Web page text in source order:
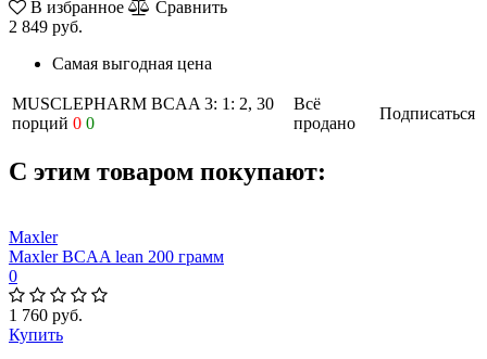
В избранное
Сравнить
2 849 руб.
Самая выгодная цена
MUSCLEPHARM BCAA 3: 1: 2, 30
порций 0 0
Всё
продано
Подписаться
С этим товаром покупают:
Maxler
Maxler BCAA lean 200 грамм
0
1 760 руб.
Купить